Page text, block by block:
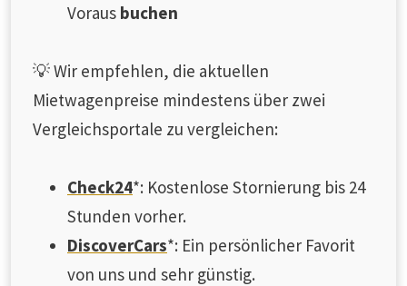
Voraus buchen
💡 Wir empfehlen, die aktuellen
Mietwagenpreise mindestens über zwei
Vergleichsportale zu vergleichen:
Check24*: Kostenlose Stornierung bis 24
Stunden vorher.
DiscoverCars*: Ein persönlicher Favorit
von uns und sehr günstig.